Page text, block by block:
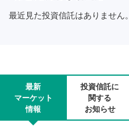
最近見た投資信託はありません。
最新
マーケット
情報
投資信託に
関する
お知らせ